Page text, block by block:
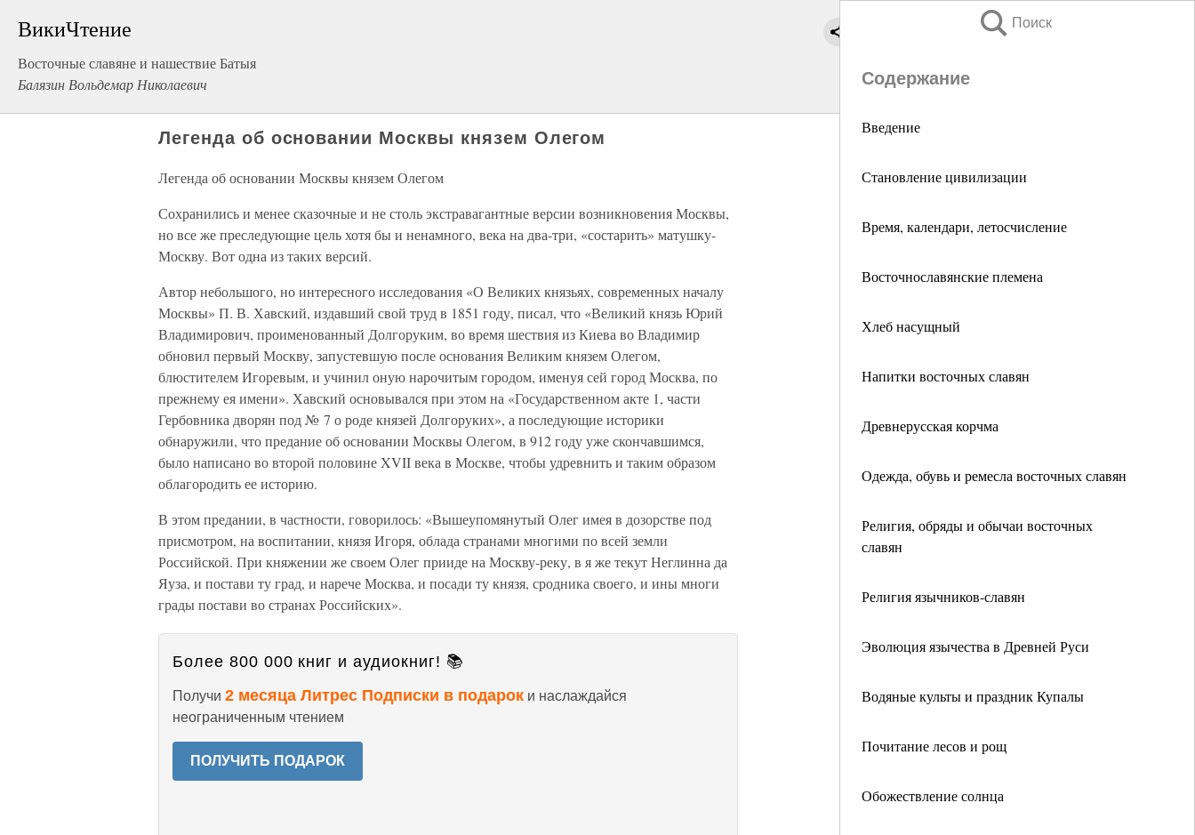
ВикиЧтение
Восточные славяне и нашествие Батыя
Балязин Вольдемар Николаевич
Поиск
Содержание
Введение
Становление цивилизации
Время, календари, летосчисление
Восточнославянские племена
Хлеб насущный
Напитки восточных славян
Древнерусская корчма
Одежда, обувь и ремесла восточных славян
Религия, обряды и обычаи восточных
славян
Религия язычников-славян
Эволюция язычества в Древней Руси
Водяные культы и праздник Купалы
Почитание лесов и рощ
Обожествление солнца
Легенда об основании Москвы князем Олегом
Легенда об основании Москвы князем Олегом
Сохранились и менее сказочные и не столь экстравагантные версии возникновения Москвы,
но все же преследующие цель хотя бы и ненамного, века на два-три, «состарить» матушку-
Москву. Вот одна из таких версий.
Автор небольшого, но интересного исследования «О Великих князьях, современных началу
Москвы» П. В. Хавский, издавший свой труд в 1851 году, писал, что «Великий князь Юрий
Владимирович, проименованный Долгоруким, во время шествия из Киева во Владимир
обновил первый Москву, запустевшую после основания Великим князем Олегом,
блюстителем Игоревым, и учинил оную нарочитым городом, именуя сей город Москва, по
прежнему ея имени». Хавский основывался при этом на «Государственном акте 1, части
Гербовника дворян под № 7 о роде князей Долгоруких», а последующие историки
обнаружили, что предание об основании Москвы Олегом, в 912 году уже скончавшимся,
было написано во второй половине XVII века в Москве, чтобы удревнить и таким образом
облагородить ее историю.
В этом предании, в частности, говорилось: «Вышеупомянутый Олег имея в дозорстве под
присмотром, на воспитании, князя Игоря, облада странами многими по всей земли
Российской. При княжении же своем Олег прииде на Москву-реку, в я же текут Неглинна да
Яуза, и постави ту град, и нарече Москва, и посади ту князя, сродника своего, и ины многи
грады постави во странах Российских».
Более 800 000 книг и аудиокниг! 📚
Получи 2 месяца Литрес Подписки в подарок и наслаждайся
неограниченным чтением
ПОЛУЧИТЬ ПОДАРОК